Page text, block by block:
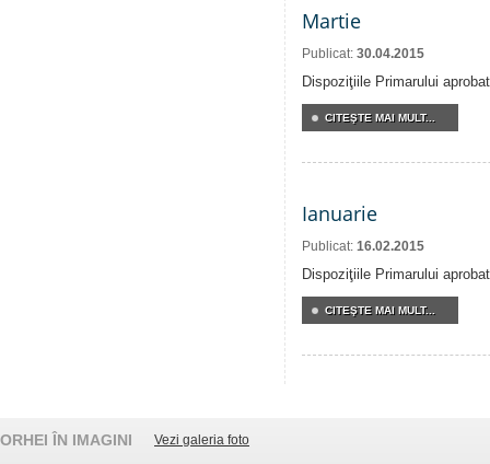
Martie
Publicat: 30.04.2015
Dispoziţiile Primarului
CITEŞTE MAI MULT...
Ianuarie
Publicat: 16.02.2015
Dispoziţiile Primarului
CITEŞTE MAI MULT...
ORHEI ÎN IMAGINI Vezi galeria foto